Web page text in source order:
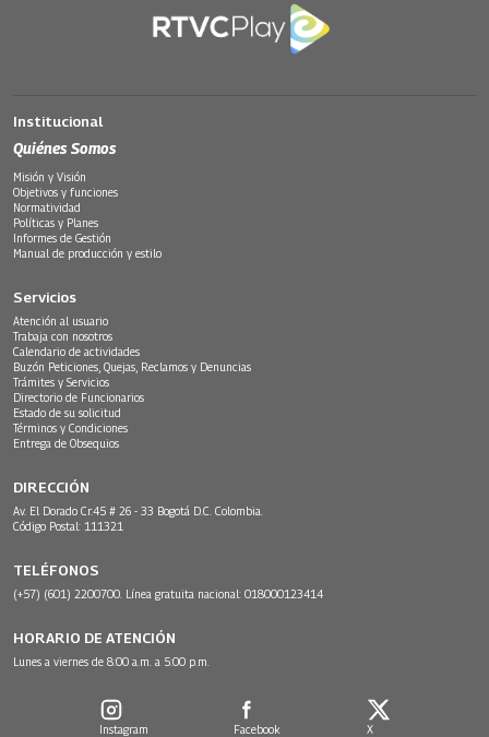
Institucional
Quiénes Somos
Misión y Visión
Objetivos y funciones
Normatividad
Políticas y Planes
Informes de Gestión
Manual de producción y estilo
Servicios
Atención al usuario
Trabaja con nosotros
Calendario de actividades
Buzón Peticiones, Quejas, Reclamos y Denuncias
Trámites y Servicios
Directorio de Funcionarios
Estado de su solicitud
Términos y Condiciones
Entrega de Obsequios
DIRECCIÓN
Av. El Dorado Cr.45 # 26 - 33 Bogotá D.C. Colombia.
Código Postal: 111321
TELÉFONOS
(+57) (601) 2200700. Línea gratuita nacional: 018000123414
HORARIO DE ATENCIÓN
Lunes a viernes de 8:00 a.m. a 5:00 p.m.
Instagram Facebook X